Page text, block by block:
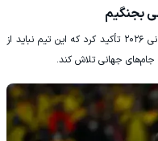
بجنگیم
مهاجم تیم ملی ازبکستان پس از حذف از جام جهانی ۲۰۲۶ تأکید کرد که این تیم نباید از
جهانی تلاش کند.